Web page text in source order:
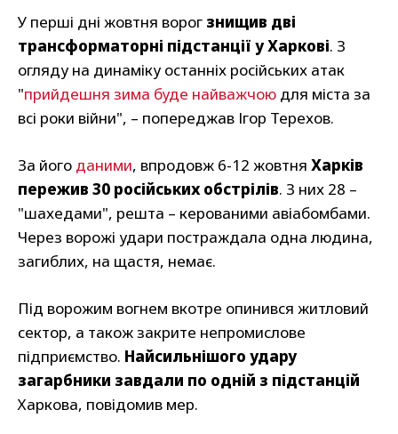
У перші дні жовтня ворог знищив дві
трансформаторні підстанції у Харкові. З
огляду на динаміку останніх російських атак
"прийдешня зима буде найважчою для міста за
всі роки війни", – попереджав Ігор Терехов.
За його даними, впродовж 6-12 жовтня Харків
пережив 30 російських обстрілів. З них 28 –
"шахедами", решта – керованими авіабомбами.
Через ворожі удари постраждала одна людина,
загиблих, на щастя, немає.
Під ворожим вогнем вкотре опинився житловий
сектор, а також закрите непромислове
підприємство. Найсильнішого удару
загарбники завдали по одній з підстанцій
Харкова, повідомив мер.